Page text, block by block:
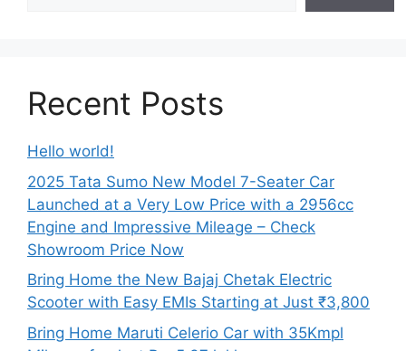
Recent Posts
Hello world!
2025 Tata Sumo New Model 7-Seater Car
Launched at a Very Low Price with a 2956cc
Engine and Impressive Mileage – Check
Showroom Price Now
Bring Home the New Bajaj Chetak Electric
Scooter with Easy EMIs Starting at Just ₹3,800
Bring Home Maruti Celerio Car with 35Kmpl